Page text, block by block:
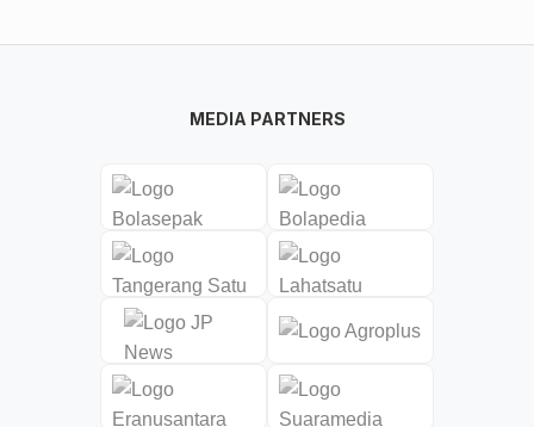
MEDIA PARTNERS